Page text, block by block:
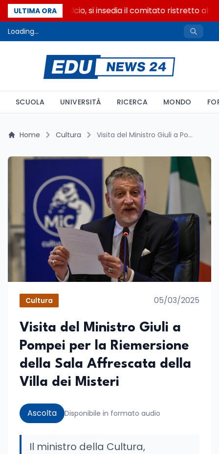
ULTIMA ORA
Riforma del calcio, si insedia il comitato ristretto al
Loading...
SCUOLA UNIVERSITÀ RICERCA MONDO
Home Cultura Visita del Ministro Giuli a Pompei per la Riemersione della Sala Affrescata della Villa dei Misteri
Cultura 05/03/2025
Visita del Ministro Giuli a
Pompei per la Riemersione
della Sala Affrescata della
Villa dei Misteri
Ascolta Disponibile in formato audio
Il ministro della Cultura,